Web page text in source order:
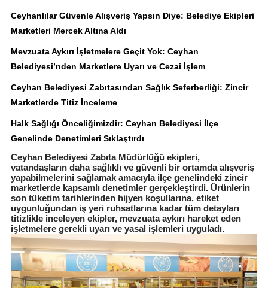
Ceyhanlılar Güvenle Alışveriş Yapsın Diye: Belediye Ekipleri
Marketleri Mercek Altına Aldı
Mevzuata Aykırı İşletmelere Geçit Yok: Ceyhan
Belediyesi’nden Marketlere Uyarı ve Cezai İşlem
Ceyhan Belediyesi Zabıtasından Sağlık Seferberliği: Zincir
Marketlerde Titiz İnceleme
Halk Sağlığı Önceliğimizdir: Ceyhan Belediyesi İlçe
Genelinde Denetimleri Sıklaştırdı
Ceyhan Belediyesi Zabıta Müdürlüğü ekipleri,
vatandaşların daha sağlıklı ve güvenli bir ortamda alışveriş
yapabilmelerini sağlamak amacıyla ilçe genelindeki zincir
marketlerde kapsamlı denetimler gerçekleştirdi. Ürünlerin
son tüketim tarihlerinden hijyen koşullarına, etiket
uygunluğundan iş yeri ruhsatlarına kadar tüm detayları
titizlikle inceleyen ekipler, mevzuata aykırı hareket eden
işletmelere gerekli uyarı ve yasal işlemleri uyguladı.